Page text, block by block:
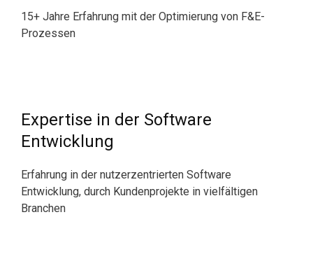
15+ Jahre Erfahrung mit der Optimierung von F&E-
Prozessen
Expertise in der Software
Entwicklung
Erfahrung in der nutzerzentrierten Software
Entwicklung, durch Kundenprojekte in vielfältigen
Branchen